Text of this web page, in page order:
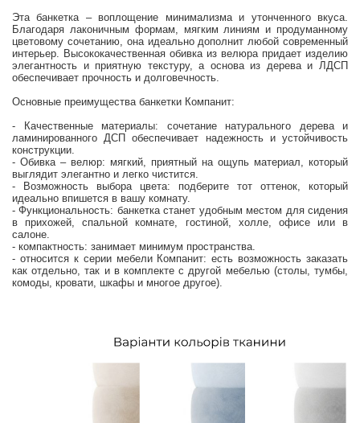
Эта банкетка – воплощение минимализма и утонченного вкуса.
Благодаря лаконичным формам, мягким линиям и продуманному
цветовому сочетанию, она идеально дополнит любой современный
интерьер. Высококачественная обивка из велюра придает изделию
элегантность и приятную текстуру, а основа из дерева и ЛДСП
обеспечивает прочность и долговечность.
Основные преимущества банкетки Компанит:
- Качественные материалы: сочетание натурального дерева и
ламинированного ДСП обеспечивает надежность и устойчивость
конструкции.
- Обивка – велюр: мягкий, приятный на ощупь материал, который
выглядит элегантно и легко чистится.
- Возможность выбора цвета: подберите тот оттенок, который
идеально впишется в вашу комнату.
- Функциональность: банкетка станет удобным местом для сидения
в прихожей, спальной комнате, гостиной, холле, офисе или в
салоне.
- компактность: занимает минимум пространства.
- относится к серии мебели Компанит: есть возможность заказать
как отдельно, так и в комплекте с другой мебелью (столы, тумбы,
комоды, кровати, шкафы и многое другое).